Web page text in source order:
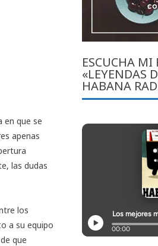
en que se
apenas
las dudas
los
a su equipo
que
ESCUCHA MI
«LEYENDAS
HABANA